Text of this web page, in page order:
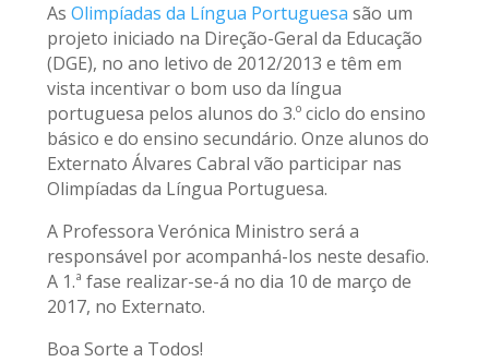
As Olimpíadas da Língua Portuguesa são um
projeto iniciado na Direção-Geral da Educação
(DGE), no ano letivo de 2012/2013 e têm em
vista incentivar o bom uso da língua
portuguesa pelos alunos do 3.º ciclo do ensino
básico e do ensino secundário. Onze alunos do
Externato Álvares Cabral vão participar nas
Olimpíadas da Língua Portuguesa.
A Professora Verónica Ministro será a
responsável por acompanhá-los neste desafio.
A 1.ª fase realizar-se-á no dia 10 de março de
2017, no Externato.
Boa Sorte a Todos!